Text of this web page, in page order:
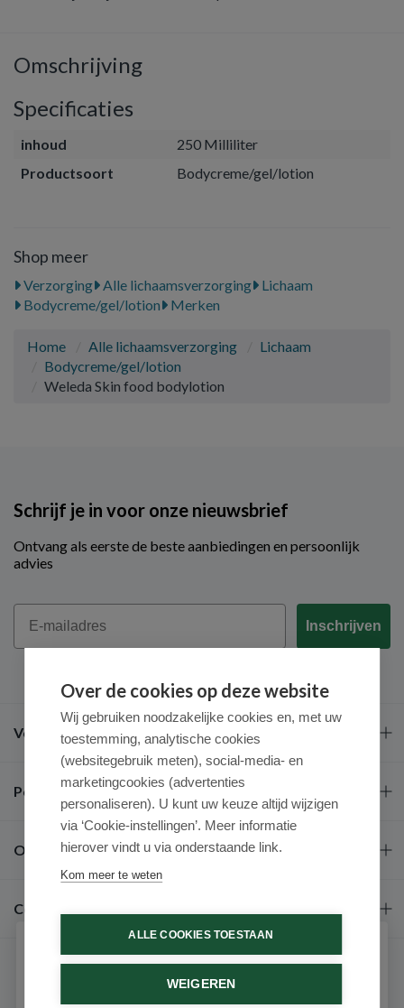
Omschrijving
Specificaties
inhoud
250 Milliliter
Productsoort
Bodycreme/gel/lotion
Shop meer
Verzorging Alle lichaamsverzorging
Lichaam
Bodycreme/gel/lotion
Merken
Home Alle lichaamsverzorging
Lichaam
Bodycreme/gel/lotion
Weleda Skin food bodylotion
Schrijf je in voor onze nieuwsbrief
Ontvang als eerste de beste aanbiedingen en persoonlijk
advies
Email
Inschrijven
Veel gestelde vragen
Populaire merken
Over ons
Contact
Over de cookies op deze website
Wij gebruiken noodzakelijke cookies en, met uw
toestemming, analytische cookies
(websitegebruik meten), social-media- en
marketingcookies (advertenties
personaliseren). U kunt uw keuze altijd wijzigen
via ‘Cookie-instellingen’. Meer informatie
hierover vindt u via onderstaande link.
Kom meer te weten
ALLE COOKIES TOESTAAN
WEIGEREN
Schrijf je in voor onze nieuwsbrief
Ontvang als eerste de beste aanbiedingen en persoonlijk